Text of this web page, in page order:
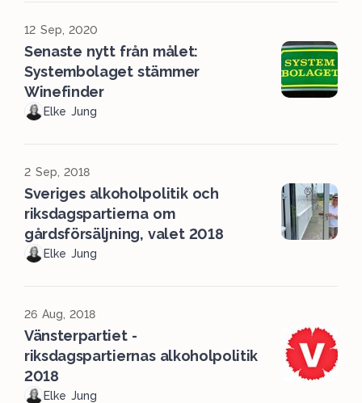
12 Sep, 2020
Senaste nytt från målet:
Systembolaget stämmer
Winefinder
Elke Jung
2 Sep, 2018
Sveriges alkoholpolitik och
riksdagspartierna om
gårdsförsäljning, valet 2018
Elke Jung
26 Aug, 2018
Vänsterpartiet -
riksdagspartiernas alkoholpolitik
2018
Elke Jung